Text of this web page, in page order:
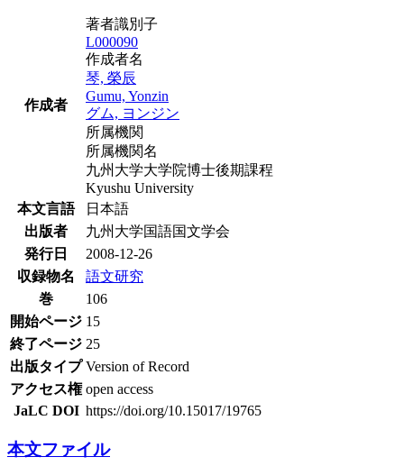
作成者
著者識別子
L000090
作成者名
琴, 榮辰
Gumu, Yonzin
グム, ヨンジン
所属機関
所属機関名
九州大学大学院博士後期課程
Kyushu University
本文言語
日本語
出版者
九州大学国語国文学会
発行日
2008-12-26
収録物名
語文研究
巻
106
開始ページ 15
終了ページ 25
出版タイプ Version of Record
アクセス権 open access
JaLC DOI https://doi.org/10.15017/19765
本文ファイル